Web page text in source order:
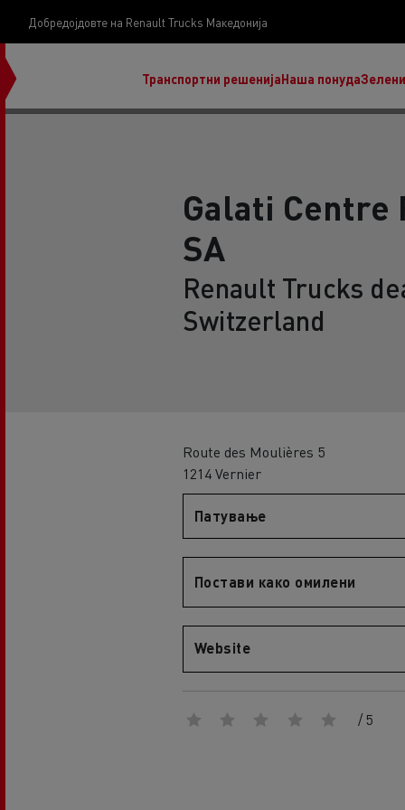
Добредојдовте на Renault Trucks Македонија
Транспортни решенијаНаша понуда
нашата визија
Galati Centre
SA
Renault Trucks
Switzerland
Route des Moulières 5
1214 Vernier
Патување
Постави како омилени
Website
/ 5